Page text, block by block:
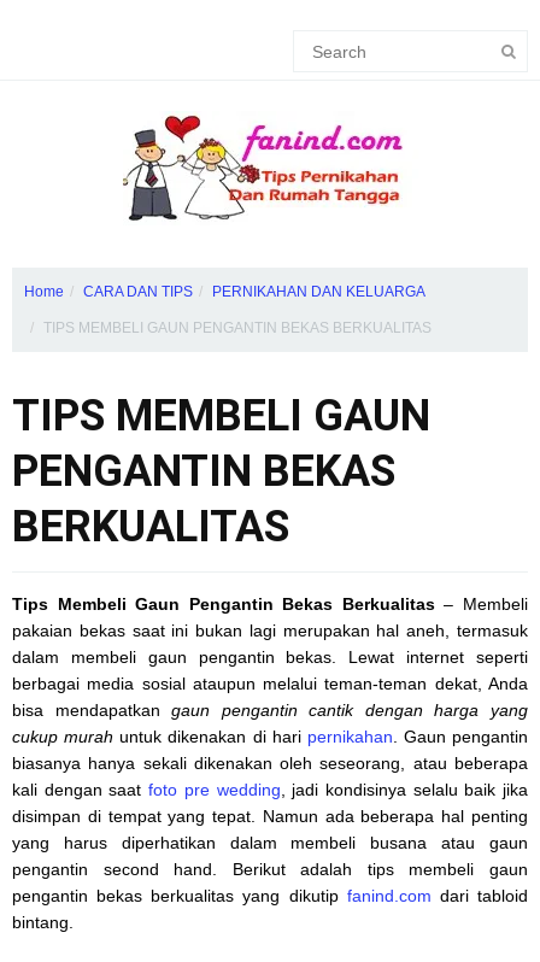
Home CARA DAN TIPS PERNIKAHAN DAN KELUARGA
TIPS MEMBELI GAUN PENGANTIN BEKAS BERKUALITAS
TIPS MEMBELI GAUN
PENGANTIN BEKAS
BERKUALITAS
Tips Membeli Gaun Pengantin Bekas Berkualitas– Membeli
pakaian bekas saat ini bukan lagi merupakan hal aneh, termasuk
dalam membeli gaun pengantin bekas. Lewat internet seperti
berbagai media sosial ataupun melalui teman-teman dekat, Anda
bisa mendapatkangaun pengantin cantik dengan harga yang
cukup murah untuk dikenakan di hari pernikahan . Gaun pengantin
biasanya hanya sekali dikenakan oleh seseorang, atau beberapa
kali dengan saatfoto pre wedding , jadi kondisinya selalu baik jika
disimpan di tempat yang tepat. Namun ada beberapa hal penting
yang harus diperhatikan dalam membeli busana atau gaun
pengantin second hand. Berikut adalah tips membeli gaun
pengantin bekas berkualitas yang dikutip fanind.com dari tabloid
bintang.